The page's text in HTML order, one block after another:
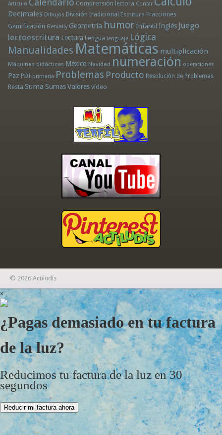
Artículo Comprensión lectora Contar
Decimales Dibujos División tradicional Escritura Fracciones
Gamificación Genially Geometría humor Infantil Inglés Juego
lectoescritura Lectura Lengua lenguaje Lógica
Manualidades Matemáticas multiplicación
Máquinas didácticas México Navidad numeración operaciones
Paz PDI primaria Problemas Producto Resolución de Problemas
Resta Suma Sumas Valores vídeo
© 2026 Actiludis
×
¿Pagas demasiado en tu factura
de la luz?
Reducimos tu factura de la luz en 30
segundos
Reducir mi factura ahora